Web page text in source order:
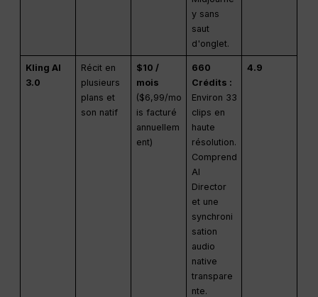
y sans
saut
d'onglet.
Kling AI
3.0
Récit en
plusieurs
plans et
son natif
$10 /
mois
($6,99/mo
is facturé
annuellem
ent)
660
Crédits :
Environ 33
clips en
haute
résolution.
Comprend
AI
Director
et une
synchroni
sation
audio
native
transpare
nte.
4.9